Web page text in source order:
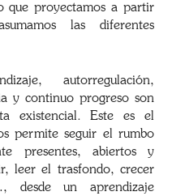
que proyectamos a partir
las diferentes
autorregulación,
y continuo progreso son
existencial. Este es el
permite seguir el rumbo
presentes, abiertos y
leer el trasfondo, crecer
desde un aprendizaje